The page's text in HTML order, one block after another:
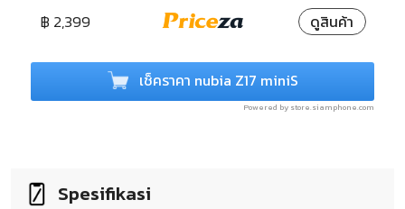
฿ 2,399 ดูสินค้า
เช็คราคา nubia Z17 miniS
Powered by store.siamphone.com
Spesifikasi